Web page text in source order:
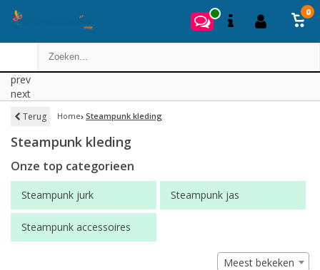
0
prev
next
Terug Home Steampunk kleding
Steampunk kleding
Onze top categorieen
Steampunk jurk Steampunk jas
Steampunk accessoires
Meest bekeken